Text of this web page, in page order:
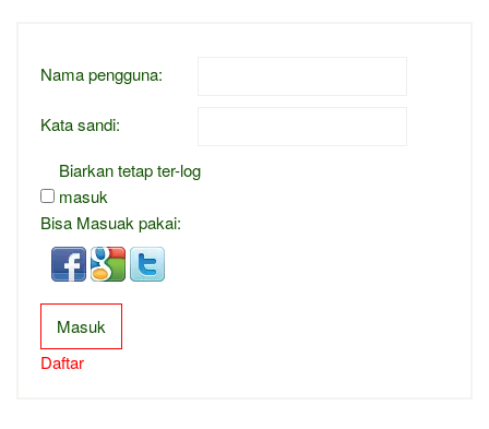
Nama pengguna:
Kata sandi:
Biarkan tetap ter-log
masuk
Bisa Masuak pakai:
Masuk
Daftar